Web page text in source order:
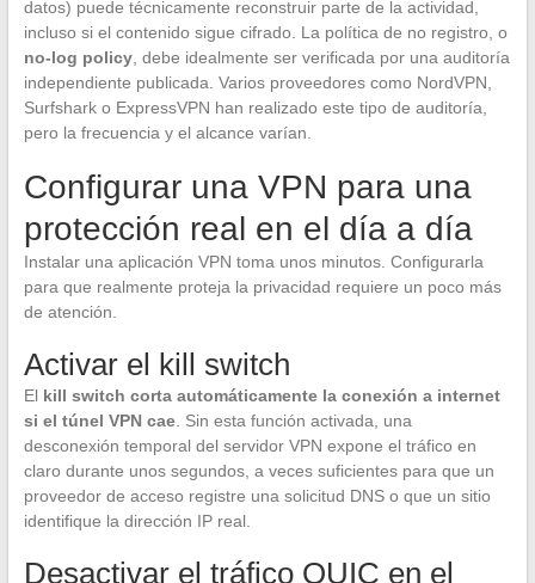
datos) puede técnicamente reconstruir parte de la actividad,
incluso si el contenido sigue cifrado. La política de no registro, o
no-log policy, debe idealmente ser verificada por una auditoría
independiente publicada. Varios proveedores como NordVPN,
Surfshark o ExpressVPN han realizado este tipo de auditoría,
pero la frecuencia y el alcance varían.
Configurar una VPN para una
protección real en el día a día
Instalar una aplicación VPN toma unos minutos. Configurarla
para que realmente proteja la privacidad requiere un poco más
de atención.
Activar el kill switch
El kill switch corta automáticamente la conexión a internet
si el túnel VPN cae. Sin esta función activada, una
desconexión temporal del servidor VPN expone el tráfico en
claro durante unos segundos, a veces suficientes para que un
proveedor de acceso registre una solicitud DNS o que un sitio
identifique la dirección IP real.
Desactivar el tráfico QUIC en el